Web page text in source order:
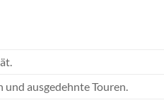
ausgedehnte Touren.